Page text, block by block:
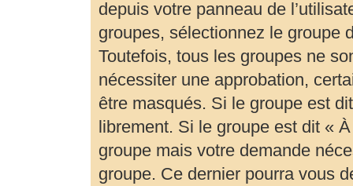
depuis votre panneau de
groupes, sélectionnez le groupe
Toutefois, tous les groupes ne
nécessiter une approbation,
être masqués. Si le groupe est
librement. Si le groupe est dit «
groupe mais votre demande
groupe. Ce dernier pourra vous